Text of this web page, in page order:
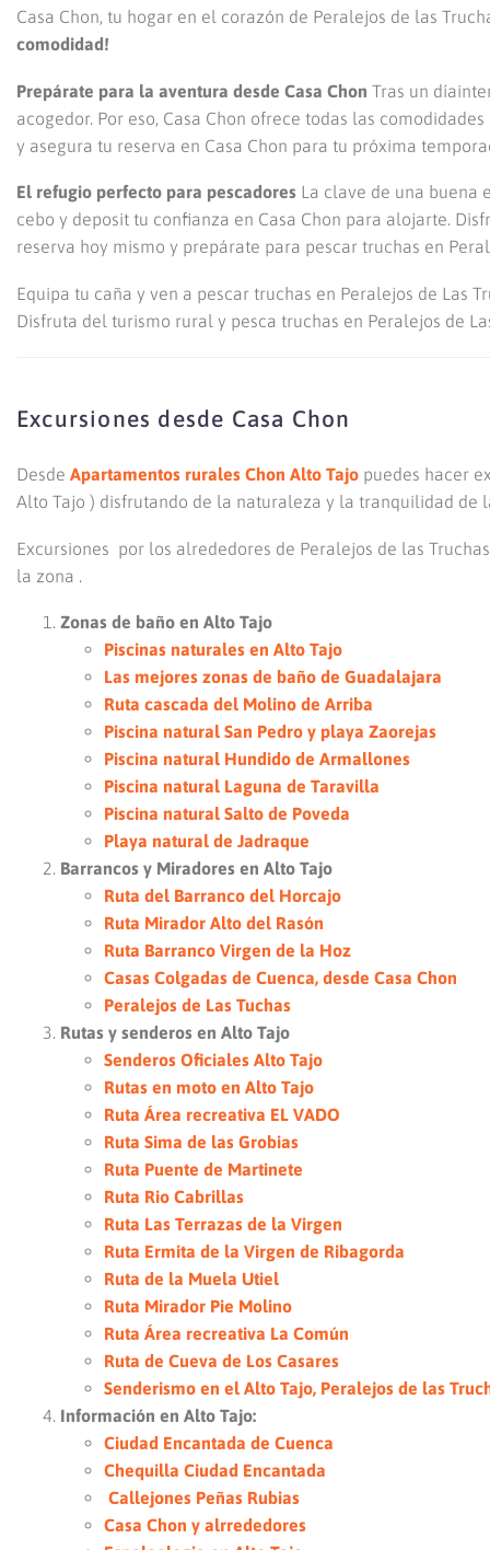
Casa Chon, tu hogar en el corazón de Peralejos de las
comodidad!
Prepárate para la aventura desde Casa Chon Tras un
acogedor. Por eso, Casa Chon ofrece todas las
y asegura tu reserva en Casa Chon para tu próxima
El refugio perfecto para pescadores La clave de una buena
cebo y deposit tu confianza en Casa Chon para alojarte.
reserva hoy mismo y prepárate para pescar truchas en
Equipa tu caña y ven a pescar truchas en Peralejos de Las
Disfruta del turismo rural y pesca truchas en Peralejos de
Excursiones desde Casa Chon
Desde Apartamentos rurales Chon Alto Tajo puedes hacer
Alto Tajo ) disfrutando de la naturaleza y la tranquilidad de
Excursiones por los alrededores de Peralejos de las
la zona .
Zonas de baño en Alto Tajo
Piscinas naturales en Alto Tajo
Las mejores zonas de baño de Guadalajara
Ruta cascada del Molino de Arriba
Piscina natural San Pedro y playa Zaorejas
Piscina natural Hundido de Armallones
Piscina natural Laguna de Taravilla
Piscina natural Salto de Poveda
Playa natural de Jadraque
Barrancos y Miradores en Alto Tajo
Ruta del Barranco del Horcajo
Ruta Mirador Alto del Rasón
Ruta Barranco Virgen de la Hoz
Casas Colgadas de Cuenca, desde Casa Chon
Peralejos de Las Tuchas
Rutas y senderos en Alto Tajo
Senderos Oficiales Alto Tajo
Rutas en moto en Alto Tajo
Ruta Área recreativa EL VADO
Ruta Sima de las Grobias
Ruta Puente de Martinete
Ruta Rio Cabrillas
Ruta Las Terrazas de la Virgen
Ruta Ermita de la Virgen de Ribagorda
Ruta de la Muela Utiel
Ruta Mirador Pie Molino
Ruta Área recreativa La Común
Ruta de Cueva de Los Casares
Senderismo en el Alto Tajo, Peralejos de las
Información en Alto Tajo:
Ciudad Encantada de Cuenca
Chequilla Ciudad Encantada
Callejones Peñas Rubias
Casa Chon y alrrededores